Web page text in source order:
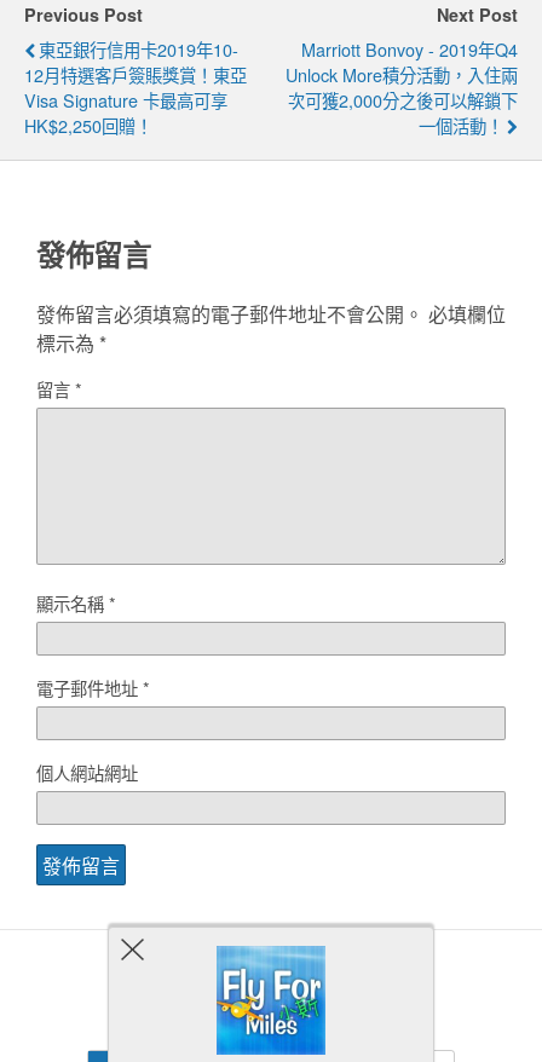
Previous Post
東亞銀行信用卡2019年10-
12月特選客戶簽賬獎賞！東亞
Visa Signature 卡最高可享
HK$2,250回贈！
Next Post
Marriott Bonvoy - 2019年Q4
Unlock More積分活動，入住兩
次可獲2,000分之後可以解鎖下
一個活動！
發佈留言
發佈留言必須填寫的電子郵件地址不會公開。 必填欄位
標示為 *
留言*
顯示名稱*
電子郵件地址*
個人網站網址
Back to top